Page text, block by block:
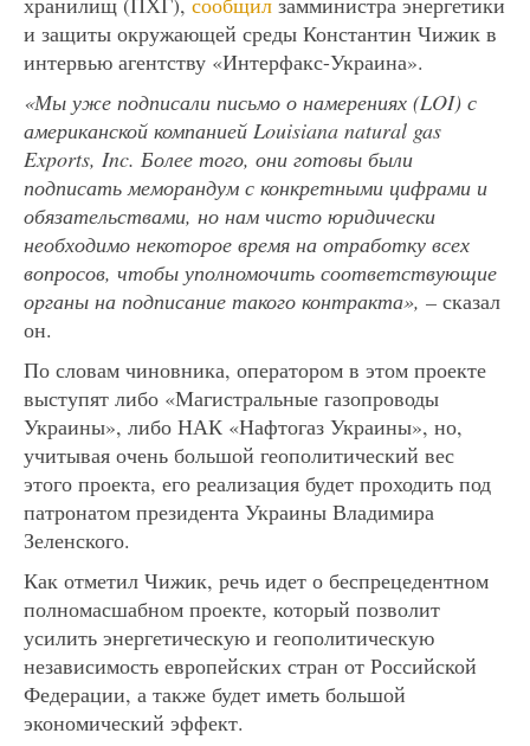
и защиты окружающей среды Константин Чижик в
интервью агентству «Интерфакс-Украина».
«Мы уже подписали письмо о намерениях (LOI) с
американской компанией Louisiana natural gas
Exports, Inc. Более того, они готовы были
подписать меморандум с конкретными цифрами и
обязательствами, но нам чисто юридически
необходимо некоторое время на отработку всех
вопросов, чтобы уполномочить соответствующие
органы на подписание такого контракта», – сказал
он.
По словам чиновника, оператором в этом проекте
выступят либо «Магистральные газопроводы
Украины», либо НАК «Нафтогаз Украины», но,
учитывая очень большой геополитический вес
этого проекта, его реализация будет проходить под
патронатом президента Украины Владимира
Зеленского.
Как отметил Чижик, речь идет о беспрецедентном
полномасшабном проекте, который позволит
усилить энергетическую и геополитическую
независимость европейских стран от Российской
Федерации, а также будет иметь большой
экономический эффект.